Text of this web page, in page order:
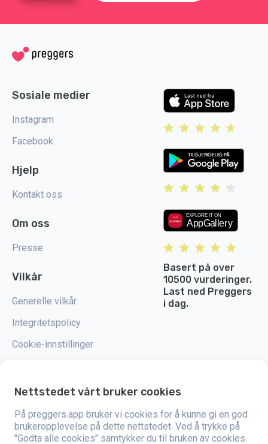
Sosiale medier
Instagram
Facebook
Hjelp
Kontakt oss
Om oss
Presse
Vilkår
Generelle vilkår
Integritetspolicy
Cookie-innstillinger
Basert på over
10500 vurderinger.
Last ned Preggers
i dag.
Preggers er en app utviklet av det svenske selskapet Stroller AB i 2017.
Målet med appen er å gjøre foreldreskapet enklere for både blivende og
nybakte foreldre over hele verden. Med et mangfoldig team og samarbeid
med eksperter har de utviklet brukervennlige apper som allerede har blitt
Nettstedet vårt bruker cookies
På preggers.app bruker vi cookies for å kunne gi en god
brukeropplevelse på dette nettstedet. Ved å trykke på
"Godta alle cookies" samtykker du til bruken av cookies.